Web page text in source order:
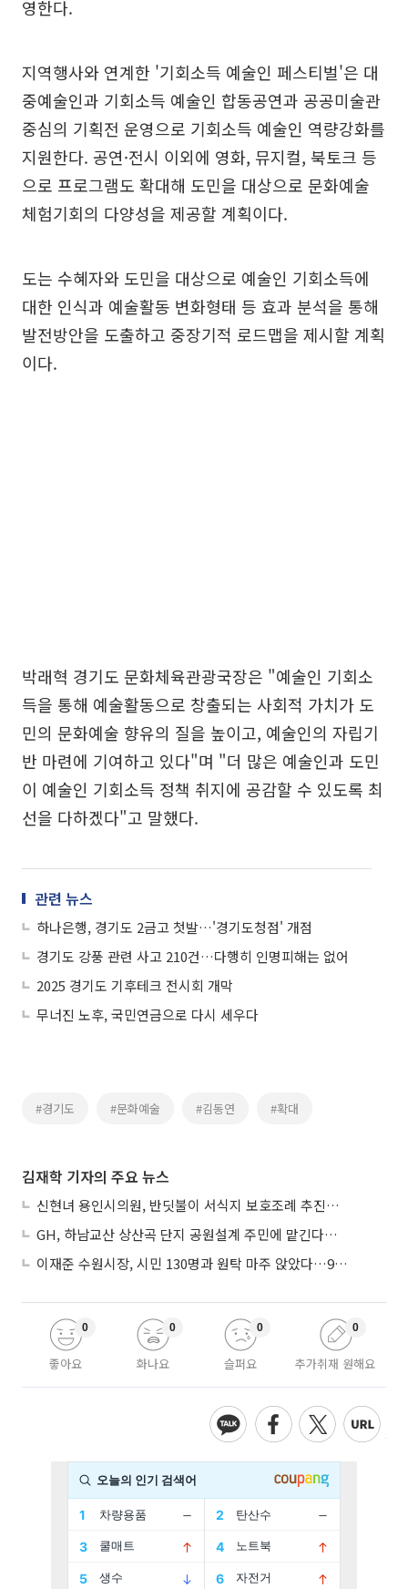
영한다.
지역행사와 연계한 '기회소득 예술인 페스티벌'은 대
중예술인과 기회소득 예술인 합동공연과 공공미술관
중심의 기획전 운영으로 기회소득 예술인 역량강화를
지원한다. 공연·전시 이외에 영화, 뮤지컬, 북토크 등
으로 프로그램도 확대해 도민을 대상으로 문화예술
체험기회의 다양성을 제공할 계획이다.
도는 수혜자와 도민을 대상으로 예술인 기회소득에
대한 인식과 예술활동 변화형태 등 효과 분석을 통해
발전방안을 도출하고 중장기적 로드맵을 제시할 계획
이다.
박래혁 경기도 문화체육관광국장은 "예술인 기회소
득을 통해 예술활동으로 창출되는 사회적 가치가 도
민의 문화예술 향유의 질을 높이고, 예술인의 자립기
반 마련에 기여하고 있다"며 "더 많은 예술인과 도민
이 예술인 기회소득 정책 취지에 공감할 수 있도록 최
선을 다하겠다"고 말했다.
관련 뉴스
하나은행, 경기도 2금고 첫발…'경기도청점' 개점
경기도 강풍 관련 사고 210건…다행히 인명피해는 없어
2025 경기도 기후테크 전시회 개막
무너진 노후, 국민연금으로 다시 세우다
#경기도 #문화예술 #김동연 #확대
김재학 기자의 주요 뉴스
신현녀 용인시의원, 반딧불이 서식지 보호조례 추진…"개발과 생태 조화"
GH, 하남교산 상산곡 단지 공원설계 주민에 맡긴다…5만㎡ 녹지
이재준 수원시장, 시민 130명과 원탁 마주 앉았다…9월 비전선포 마지막 관문
좋아요
0
화나요
0
슬퍼요
0
추가취재 원해요
0